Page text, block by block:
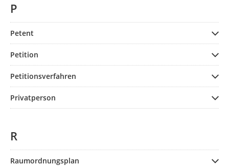
P
Petent
Petition
Petitionsverfahren
Privatperson
R
Raumordnungsplan